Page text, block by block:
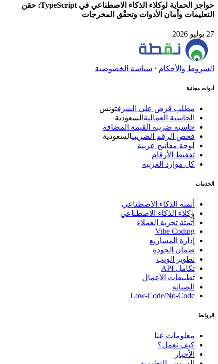
حواجز الحماية لوكلاء الذكاء الاصطناعي في TypeScript: حقن
التعليمات وأمان الأدوات وتحقّق المخرجات
27 يوليو 2026
الشروط والأحكام· سياسة الخصوصية
أدوات مجانية
مطلب قرض على الشرف تونس
الحاسبة العماليةالسعودية
حاسبة ضريبة القيمة المضافة
فحص الرقم الضريبيالسعودية
لوحة مفاتيح عربية
تفقيط الأرقام
كل موارد العربية
الخدمات
أتمتة الذكاء الاصطناعي
وكلاء الذكاء الاصطناعي
أتمتة تجربة العملاء
Vibe Coding
إدارة المشاريع
ضمان الجودة
تطوير الويب
تكامل API
تطبيقات الأعمال
الصيانة
Low-Code/No-Code
الروابط
معلومات عنا
كيف نعمل؟
الأخبار